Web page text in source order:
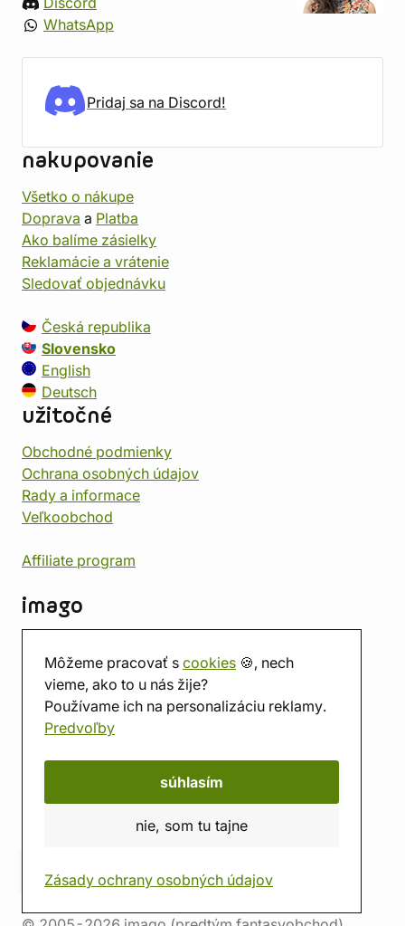
Môžeme pracovať s cookies 🍪, nech
vieme, ako to u nás žije?
Používame ich na personalizáciu reklamy.
Predvoľby
súhlasím
nie, som tu tajne
Zásady ochrany osobných údajov
WhatsApp
Pridaj sa na Discord!
nakupovanie
Všetko o nákupe
Doprava a Platba
Ako balíme zásielky
Reklamácie a vrátenie
Sledovať objednávku
Česká republika
Slovensko
English
Deutsch
užitočné
Obchodné podmienky
Ochrana osobných údajov
Rady a informace
Veľkoobchod
Affiliate program
imago
Predajňa
Herňa
O nás
Hodnotenie obchodu